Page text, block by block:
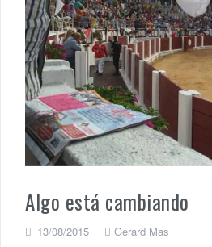
Algo está cambiando
13/08/2015 Gerard Mas